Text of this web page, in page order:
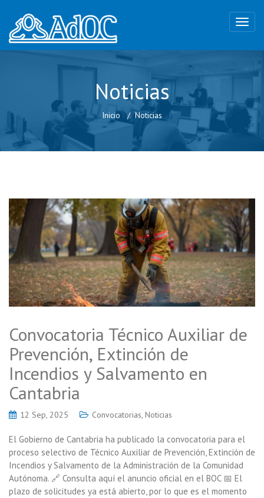
Noticias
Inicio Noticias
Convocatoria Técnico Auxiliar de
Prevención, Extinción de
Incendios y Salvamento en
Cantabria
12 Sep, 2025 Convocatorias, Noticias
El Gobierno de Cantabria ha publicado la convocatoria para el
proceso selectivo de Técnico Auxiliar de Prevención, Extinción de
Incendios y Salvamento de la Administración de la Comunidad
Autónoma. 🔗 Consulta aquí el anuncio oficial en el BOC 📅 El
plazo de solicitudes ya está abierto, por lo que es el momento